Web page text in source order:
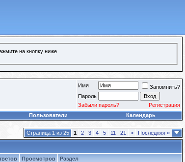
на кнопку ниже
Имя
Запомнить?
Пароль
Забыли пароль?
Регистрация
Пользователи Календарь
Страница 1 из 25 1 2 3 4 5 11 21 > Последняя »
Просмотров Раздел